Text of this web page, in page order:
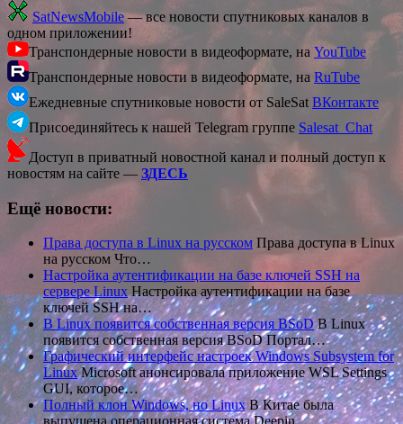
SatNewsMobile— все новости спутниковых каналов в
одном приложении!
Транспондерные новости в видеоформате, на YouTube
Транспондерные новости в видеоформате, на RuTube
Ежедневные спутниковые новости от SaleSat ВКонтакте
Присоединяйтесь к нашей Telegram группе Salesat_Chat
Доступ в приватный новостной канал и полный доступ к
новостям на сайте — ЗДЕСЬ
Ещё новости:
Права доступа в Linux на русском Права доступа в Linux
на русском Что…
Настройка аутентификации на базе ключей SSH на
сервере LinuxНастройка аутентификации на базе
ключей SSH на…
В Linux появится собственная версия BSoDВ Linux
появится собственная версия BSoD Портал…
Графический интерфейс настроек Windows Subsystem for
LinuxMicrosoft анонсировала приложение WSL Settings
GUI, которое…
Полный клон Windows, но LinuxВ Китае была